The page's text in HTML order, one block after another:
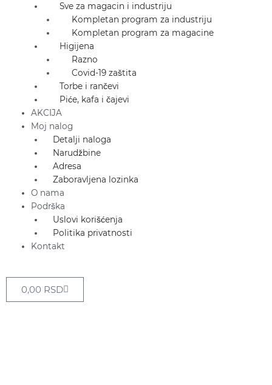
Sve za magacin i industriju
Kompletan program za industriju
Kompletan program za magacine
Higijena
Razno
Covid-19 zaštita
Torbe i rančevi
Piće, kafa i čajevi
AKCIJA
Moj nalog
Detalji naloga
Narudžbine
Adresa
Zaboravljena lozinka
O nama
Podrška
Uslovi korišćenja
Politika privatnosti
Kontakt
0,00 RSDCart